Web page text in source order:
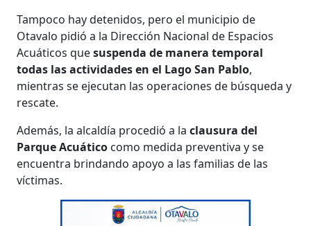
Tampoco hay detenidos, pero el municipio de
Otavalo pidió a la Dirección Nacional de Espacios
Acuáticos quesuspenda de manera temporal
todas las actividades en el Lago San Pablo,
mientras se ejecutan las operaciones de búsqueda y
rescate.
Además, la alcaldía procedió a laclausura del
Parque Acuático como medida preventiva y se
encuentra brindando apoyo a las familias de las
víctimas.